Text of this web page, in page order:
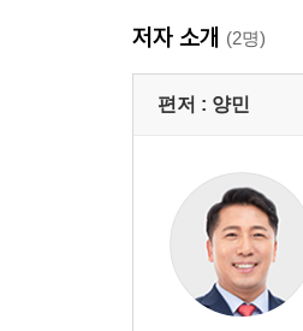
저자 소개 (2명)
편저 : 양민